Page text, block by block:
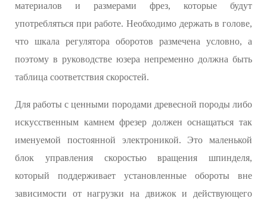
материалов и размерами фрез, которые будут
употребляться при работе. Необходимо держать в голове,
что шкала регулятора оборотов размечена условно, а
поэтому в руководстве юзера непременно должна быть
таблица соответствия скоростей.
Для работы с ценными породами древесной породы либо
искусственным камнем фрезер должен оснащаться так
именуемой постоянной электроникой. Это маленькой
блок управления скоростью вращения шпинделя,
который поддерживает установленные обороты вне
зависимости от нагрузки на движок и действующего